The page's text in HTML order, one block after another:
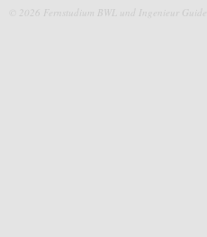
© 2026 Fernstudium BWL und Ingenieur Guide.